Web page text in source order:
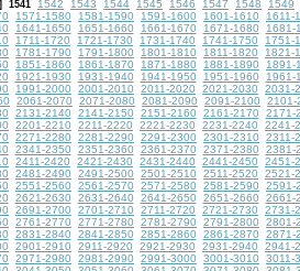
] 1541 1542 1543 1544 1545 1546 1547 1548
1549
1571-1580 1581-1590 1591-1600 1601-1610
1611-
1641-1650 1651-1660 1661-1670 1671-1680
1681-
1711-1720 1721-1730 1731-1740 1741-1750
1751-
1781-1790 1791-1800 1801-1810 1811-1820
1821-
1851-1860 1861-1870 1871-1880 1881-1890
1891-
1921-1930 1931-1940 1941-1950 1951-1960
1961-
1991-2000 2001-2010 2011-2020 2021-2030
2031-
2061-2070 2071-2080 2081-2090 2091-2100
2101-
2131-2140 2141-2150 2151-2160 2161-2170
2171-
2201-2210 2211-2220 2221-2230 2231-2240
2241-
2271-2280 2281-2290 2291-2300 2301-2310
2311-
2341-2350 2351-2360 2361-2370 2371-2380
2381-
2411-2420 2421-2430 2431-2440 2441-2450
2451-
2481-2490 2491-2500 2501-2510 2511-2520
2521-
2551-2560 2561-2570 2571-2580 2581-2590
2591-
2621-2630 2631-2640 2641-2650 2651-2660
2661-
2691-2700 2701-2710 2711-2720 2721-2730
2731-
2761-2770 2771-2780 2781-2790 2791-2800
2801-
2831-2840 2841-2850 2851-2860 2861-2870
2871-
2901-2910 2911-2920 2921-2930 2931-2940
2941-
2971-2980 2981-2990 2991-3000 3001-3010
3011-